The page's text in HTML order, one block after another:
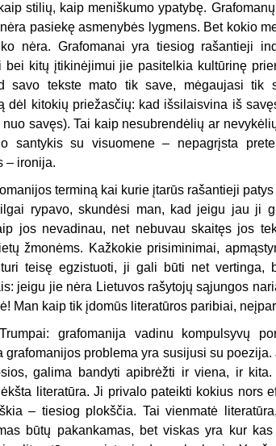
stilių, kaip meniškumo ypatybę.
pasiekę asmenybės lygmens. Bet kokio
nėra. Grafomanai yra tiesiog rašantieji
bei kitų įtikinėjimui jie pasitelkia kultūrinę
savo tekste mato tik save, mėgaujasi tik
dėl kitokių priežasčių: kad išsilaisvina iš
savęs). Tai kaip nesubrendėlių ar
santykis su visuomene – nepagrįsta
– ironija.
terminą kai kurie įtarūs rašantieji
rypavo, skundėsi man, kad jeigu jau ji
jos nevadinau, net nebuvau skaitęs jos
žmonėms. Kažkokie prisiminimai,
turi teisę egzistuoti, ji gali būti net vertinga,
jeigu jie nėra Lietuvos rašytojų sąjungos
Man kaip tik įdomūs literatūros paribiai,
grafomanija vadinu kompulsyvų
grafomanijos problema yra susijusi su
galima bandyti apibrėžti ir viena, ir
literatūra. Ji privalo pateikti kokius nors
– tiesiog plokščia. Tai vienmatė
būtų pakankamas, bet viskas yra kur